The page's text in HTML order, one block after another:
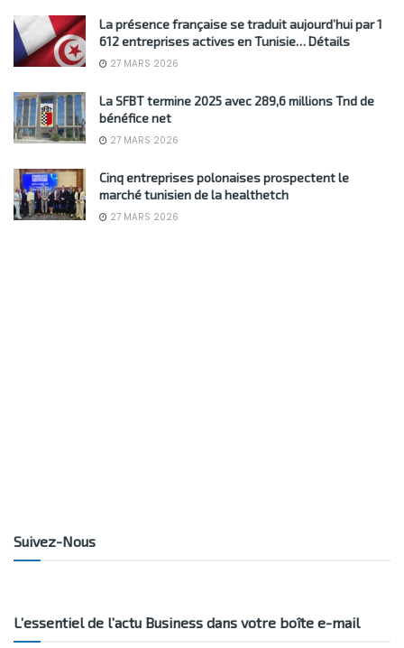
La présence française se traduit aujourd’hui par 1
612 entreprises actives en Tunisie… Détails
27 MARS 2026
La SFBT termine 2025 avec 289,6 millions Tnd de
bénéfice net
27 MARS 2026
Cinq entreprises polonaises prospectent le
marché tunisien de la healthetch
27 MARS 2026
Suivez-Nous
L’essentiel de l’actu Business dans votre boîte e-mail